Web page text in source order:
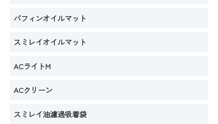
パフィンオイルマット
スミレイオイルマット
ACライトM
ACクリーン
スミレイ油濾過吸着袋